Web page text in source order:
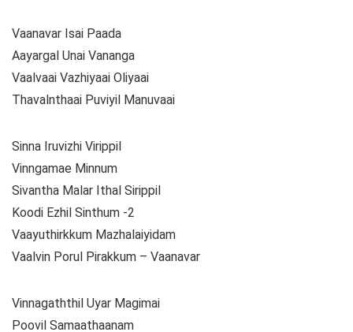
Vaanavar Isai Paada
Aayargal Unai Vananga
Vaalvaai Vazhiyaai Oliyaai
Thavalnthaai Puviyil Manuvaai
Sinna Iruvizhi Virippil
Vinngamae Minnum
Sivantha Malar Ithal Sirippil
Koodi Ezhil Sinthum -2
Vaayuthirkkum Mazhalaiyidam
Vaalvin Porul Pirakkum – Vaanavar
Vinnagaththil Uyar Magimai
Poovil Samaathaanam